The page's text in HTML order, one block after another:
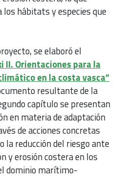
hábitats y especies que
se elaboró el
II. Orientaciones para la
en la costa vasca”
resultante de la
capítulo se presentan
en materia de adaptación
de acciones concretas
la reducción del riesgo ante
y erosión costera en los
dominio marítimo-